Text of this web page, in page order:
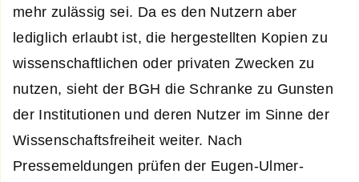
mehr zulässig sei. Da es den Nutzern aber
lediglich erlaubt ist, die hergestellten Kopien zu
wissenschaftlichen oder privaten Zwecken zu
nutzen, sieht der BGH die Schranke zu Gunsten
der Institutionen und deren Nutzer im Sinne der
Wissenschaftsfreiheit weiter. Nach
Pressemeldungen prüfen der Eugen-Ulmer-